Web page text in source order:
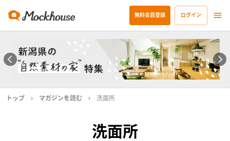
無料会員登録 ログイン
トップ マガジンを読む 洗面所
洗面所